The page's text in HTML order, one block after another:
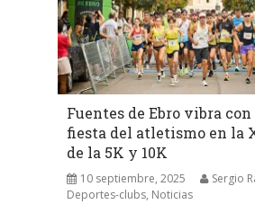
Fuentes de Ebro vibra
fiesta del atletismo en la
de la 5K y 10K
10 septiembre, 2025
Sergio
Deportes-clubs, Noticias